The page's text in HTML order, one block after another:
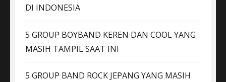
DI INDONESIA
5 GROUP BOYBAND KEREN DAN COOL YANG
MASIH TAMPIL SAAT INI
5 GROUP BAND ROCK JEPANG YANG MASIH